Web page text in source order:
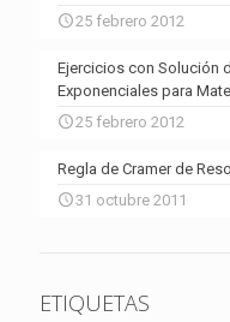
25 febrero 2012
Ejercicios con Solución
Exponenciales para
25 febrero 2012
Regla de Cramer de
31 octubre 2011
ETIQUETAS